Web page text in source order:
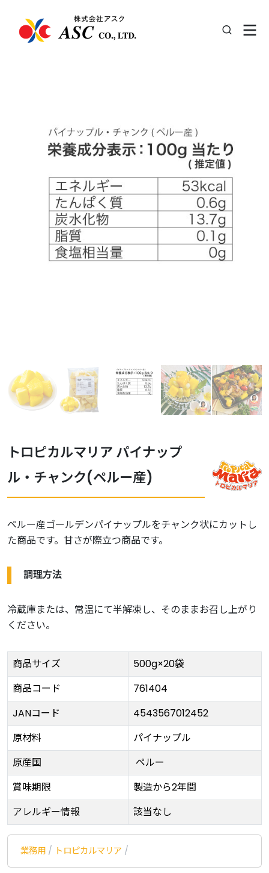
トロピカルマリア パイナップ
ル・チャンク(ペルー産)
ペルー産ゴールデンパイナップルをチャンク状にカットし
た商品です。甘さが際立つ商品です。
調理方法
冷蔵庫または、常温にて半解凍し、そのままお召し上がり
ください。
商品サイズ
500g×20袋
商品コード
761404
JANコード
4543567012452
原材料
パイナップル
原産国
ペルー
賞味期限
製造から2年間
アレルギー情報
該当なし
業務用 / トロピカルマリア /